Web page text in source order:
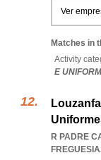
Ver
Matches in
Activity
E
R PADRE